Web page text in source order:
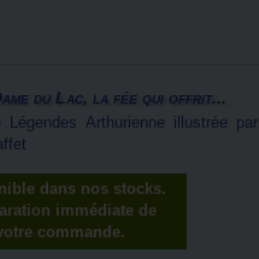
du Lac, la fée qui offrit...
Légendes Arthurienne illustrée par
dans nos stocks.
immédiate de
commande.